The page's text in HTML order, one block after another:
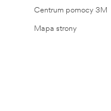
Centrum pomocy 3M
Mapa strony